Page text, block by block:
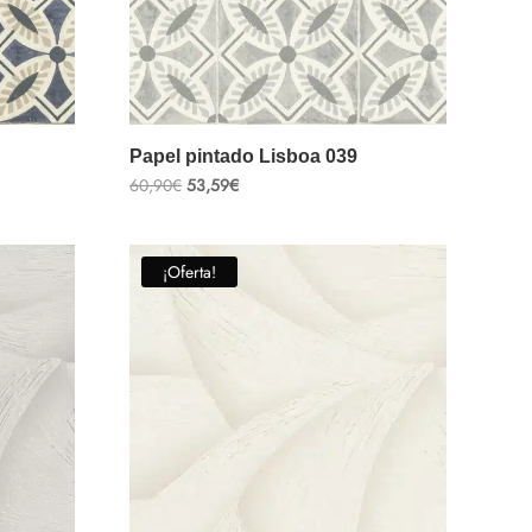
Papel pintado Lisboa 039
60,90€ El
precio
60,90€.
53,59€El
¡Oferta!